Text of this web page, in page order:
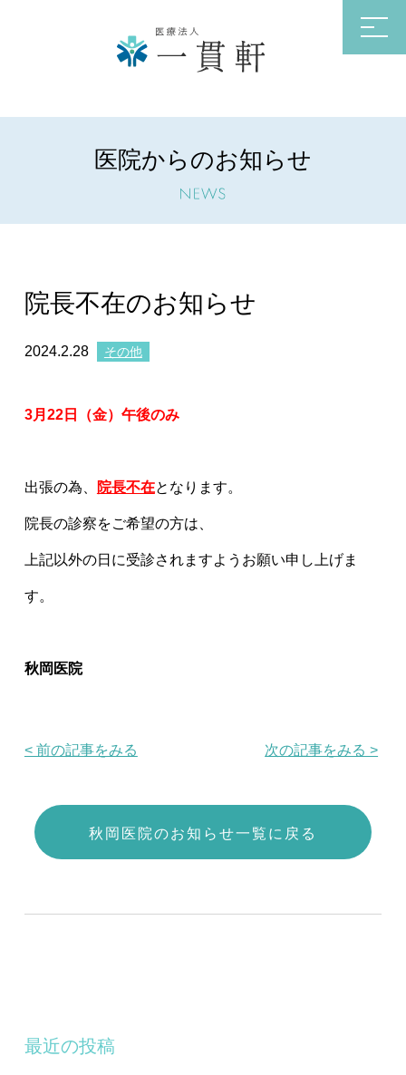
医院からのお知らせ
院長不在のお知らせ
2024.2.28 その他
3月22日（金）午後のみ
出張の為、 院長不在となります。
院長の診察をご希望の方は、
上記以外の日に受診されますようお願い申し上げま
す。
秋岡医院
< 前の記事をみる 次の記事をみる >
秋岡医院のお知らせ一覧に戻る
最近の投稿